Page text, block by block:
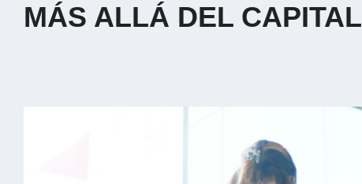
MÁS ALLÁ DEL CAPITAL